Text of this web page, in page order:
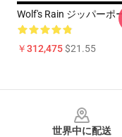
Wolf's Rain ジッパーポ
￥312,475$21.55
世界中に配送